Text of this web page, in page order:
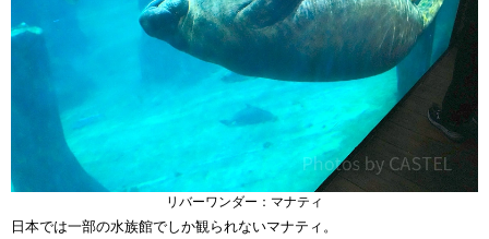
リバーワンダー：マナティ
日本では一部の水族館でしか観られないマナティ。